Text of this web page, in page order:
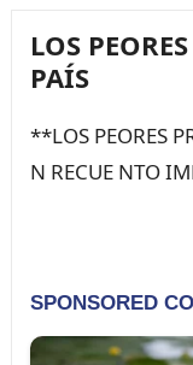
LOS
PAÍS
**LOS PEORES
N RECUE NTO